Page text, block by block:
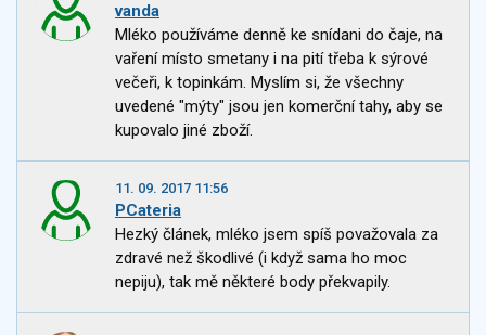
vanda
Mléko používáme denně ke snídani do čaje, na
vaření místo smetany i na pití třeba k sýrové
večeři, k topinkám. Myslím si, že všechny
uvedené "mýty" jsou jen komerční tahy, aby se
kupovalo jiné zboží.
11. 09. 2017 11:56
PCateria
Hezký článek, mléko jsem spíš považovala za
zdravé než škodlivé (i když sama ho moc
nepiju), tak mě některé body překvapily.